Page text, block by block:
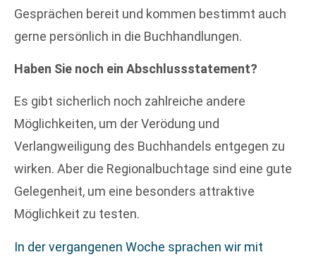
Gesprächen bereit und kommen bestimmt auch
gerne persönlich in die Buchhandlungen.
Haben Sie noch ein Abschlussstatement?
Es gibt sicherlich noch zahlreiche andere
Möglichkeiten, um der Verödung und
Verlangweiligung des Buchhandels entgegen zu
wirken. Aber die Regionalbuchtage sind eine gute
Gelegenheit, um eine besonders attraktive
Möglichkeit zu testen.
In der vergangenen Woche sprachen wir mit